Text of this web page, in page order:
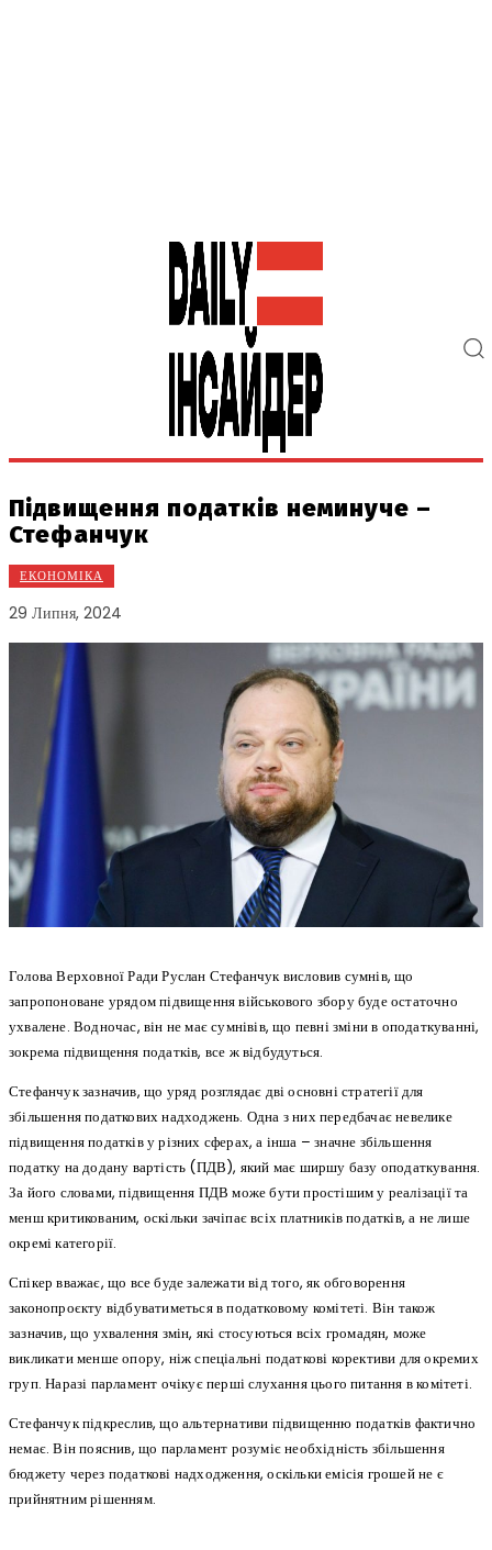
Підвищення податків неминуче –
Стефанчук
ЕКОНОМІКА
29 Липня, 2024
Голова Верховної Ради Руслан Стефанчук висловив сумнів, що
запропоноване урядом підвищення військового збору буде остаточно
ухвалене. Водночас, він не має сумнівів, що певні зміни в оподаткуванні,
зокрема підвищення податків, все ж відбудуться.
Стефанчук зазначив, що уряд розглядає дві основні стратегії для
збільшення податкових надходжень. Одна з них передбачає невелике
підвищення податків у різних сферах, а інша – значне збільшення
податку на додану вартість (ПДВ), який має ширшу базу оподаткування.
За його словами, підвищення ПДВ може бути простішим у реалізації та
менш критикованим, оскільки зачіпає всіх платників податків, а не лише
окремі категорії.
Спікер вважає, що все буде залежати від того, як обговорення
законопроєкту відбуватиметься в податковому комітеті. Він також
зазначив, що ухвалення змін, які стосуються всіх громадян, може
викликати менше опору, ніж спеціальні податкові корективи для окремих
груп. Наразі парламент очікує перші слухання цього питання в комітеті.
Стефанчук підкреслив, що альтернативи підвищенню податків фактично
немає. Він пояснив, що парламент розуміє необхідність збільшення
бюджету через податкові надходження, оскільки емісія грошей не є
прийнятним рішенням.